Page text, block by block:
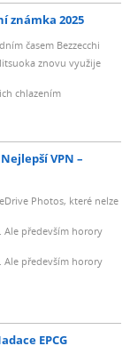
známka 2025
časem Bezzecchi
znovu využije
chlazením
Nejlepší VPN –
Photos, které nelze
Ale především horory
Ale především horory
EPCG